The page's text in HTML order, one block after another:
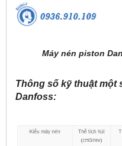
Máy nén piston
Thông số kỹ thuật một
Danfoss: